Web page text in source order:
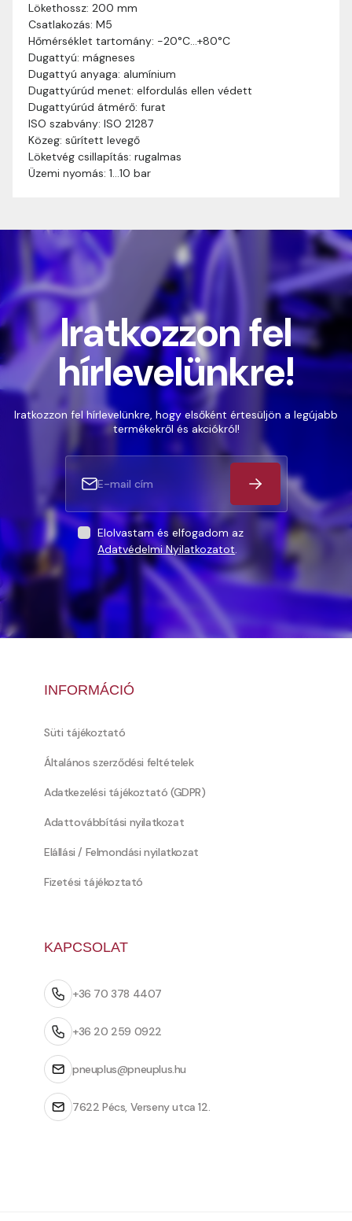
Lökethossz: 200 mm
Csatlakozás: M5
Hőmérséklet tartomány: -20°C…+80°C
Dugattyú: mágneses
Dugattyú anyaga: alumínium
Dugattyúrúd menet: elfordulás ellen védett
Dugattyúrúd átmérő: furat
ISO szabvány: ISO 21287
Közeg: sűrített levegő
Löketvég csillapítás: rugalmas
Üzemi nyomás: 1…10 bar
Szállítási idő:
munkanapon belül kézbesítjük. Amennyiben
valamilyen okból kifolyólag a szállítás hosszabb
ideig tart, előre értesítünk benneteket.
Szállítási díj: A szállítási díj függ a termék súlyától
és a szállítási cím távolságától. A pontos szállítási
díjat a vásárlás folyamata során megtekinthetitek,
mielőtt a rendelést véglegesítitek.
Iratkozzon fel
hírlevelünkre!
Iratkozzon fel hírlevelünkre, hogy elsőként értesüljön a legújabb
termékekről és akciókról!
Elolvastam és elfogadom az
Adatvédelmi Nyilatkozatot.
INFORMÁCIÓ
Süti tájékoztató
Általános szerződési feltételek
Adatkezelési tájékoztató (GDPR)
Adattovábbítási nyilatkozat
Elállási / Felmondási nyilatkozat
Fizetési tájékoztató
KAPCSOLAT
+36 70 378 4407
+36 20 259 0922
pneuplus@pneuplus.hu
7622 Pécs, Verseny utca 12.